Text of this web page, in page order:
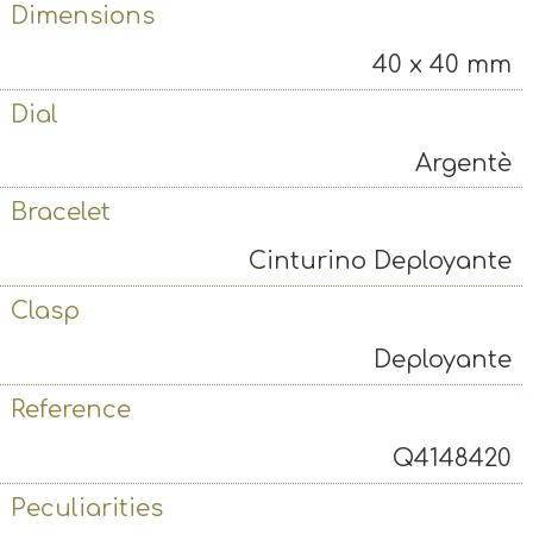
Dimensions
40 x 40 mm
Dial
Argentè
Bracelet
Cinturino Deployante
Clasp
Deployante
Reference
Q4148420
Peculiarities